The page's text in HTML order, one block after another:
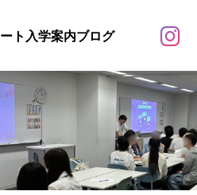
ト 入学案内ブログ